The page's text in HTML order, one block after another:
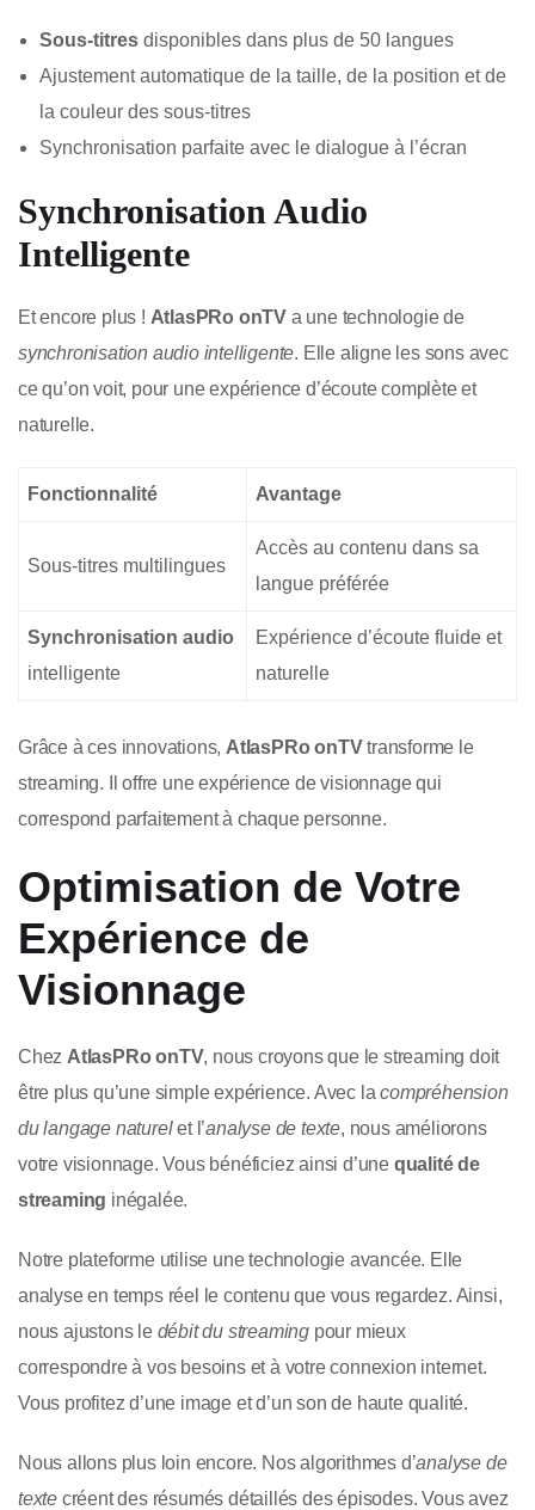
Sous-titres disponibles dans plus de 50 langues
Ajustement automatique de la taille, de la position et de
la couleur des sous-titres
Synchronisation parfaite avec le dialogue à l’écran
Synchronisation Audio
Intelligente
Et encore plus ! AtlasPRo onTV a une technologie de
synchronisation audio intelligente. Elle aligne les sons avec
ce qu’on voit, pour une expérience d’écoute complète et
naturelle.
Fonctionnalité Avantage
Sous-titres multilingues
Accès au contenu dans sa
langue préférée
Synchronisation audio
intelligente
Expérience d’écoute fluide et
naturelle
Grâce à ces innovations, AtlasPRo onTVtransforme le
streaming. Il offre une expérience de visionnage qui
correspond parfaitement à chaque personne.
Optimisation de Votre
Expérience de
Visionnage
Chez AtlasPRo onTV, nous croyons que le streaming doit
être plus qu’une simple expérience. Avec lacompréhension
du langage naturelet l’analyse de texte, nous améliorons
votre visionnage. Vous bénéficiez ainsi d’une qualité de
streaming inégalée.
Notre plateforme utilise une technologie avancée. Elle
analyse en temps réel le contenu que vous regardez. Ainsi,
nous ajustons le débit du streaming pour mieux
correspondre à vos besoins et à votre connexion internet.
Vous profitez d’une image et d’un son de haute qualité.
Nous allons plus loin encore. Nos algorithmes d’analyse de
texte créent des résumés détaillés des épisodes. Vous avez